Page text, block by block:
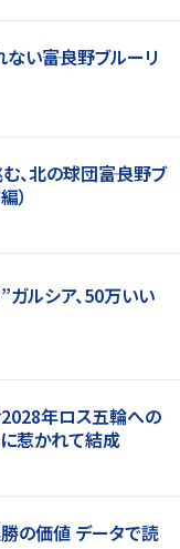
い――富良野ブルーリ
、北の球団――富良野ブ
）
ルシア、50万いい
2028年ロス五輪への
惹かれて結成
の価値 データで読